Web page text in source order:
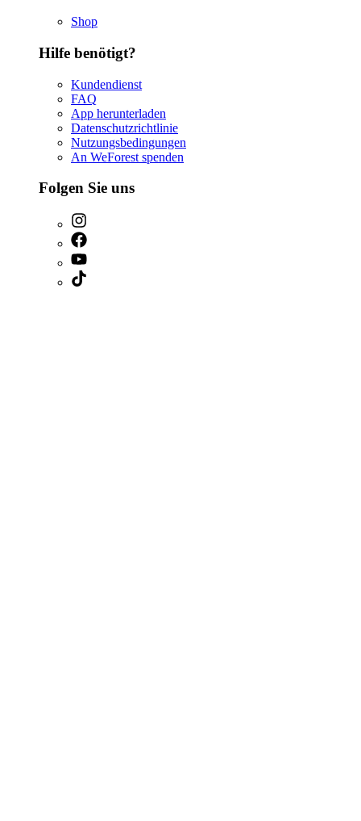
Shop
Hilfe benötigt?
Kundendienst
FAQ
App herunterladen
Datenschutzrichtlinie
Nutzungsbedingungen
An WeForest spenden
Folgen Sie uns